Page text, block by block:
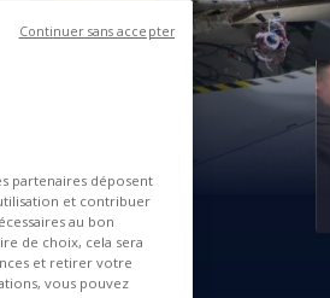
partenaires déposent
et contribuer
au bon
de choix, cela sera
et retirer votre
vous pouvez
Continuer sans accepter